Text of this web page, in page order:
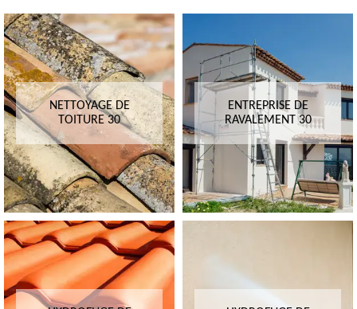
NETTOYAGE DE
TOITURE 30
ENTREPRISE DE
RAVALEMENT 30